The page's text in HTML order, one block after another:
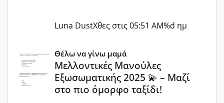
Luna DustΧθες στις 05:51 AM%d ημ
Μελλοντικές Μανούλες Εξωσωματικής 2025 💫 – Μαζί
Θέλω να γίνω μαμά
Μελλοντικές Μανούλες
Εξωσωματικής 2025 💫 – Μαζί
στο πιο όμορφο ταξίδι!